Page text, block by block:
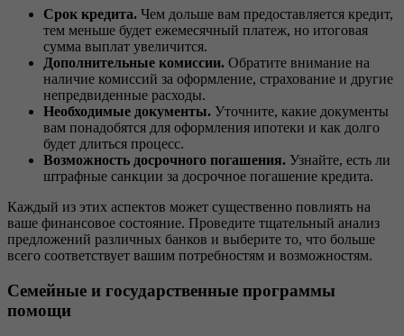
Срок кредита. Чем дольше вам предоставляется кредит,
тем меньше будет ежемесячный платеж, но итоговая
сумма выплат увеличится.
Дополнительные комиссии. Обратите внимание на
наличие комиссий за оформление, страхование и другие
непредвиденные расходы.
Необходимые документы. Уточните, какие документы
вам понадобятся для оформления ипотеки и как долго
будет длиться процесс.
Возможность досрочного погашения. Узнайте, есть ли
штрафные санкции за досрочное погашение кредита.
Каждый из этих аспектов может существенно повлиять на
ваше финансовое состояние. Проведите тщательный анализ
предложений различных банков и выберите то, что больше
всего соответствует вашим потребностям и возможностям.
Семейные и государственные программы
помощи